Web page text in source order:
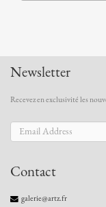
Newsletter
Recevez en exclusivité les
Contact
galerie@artz.fr